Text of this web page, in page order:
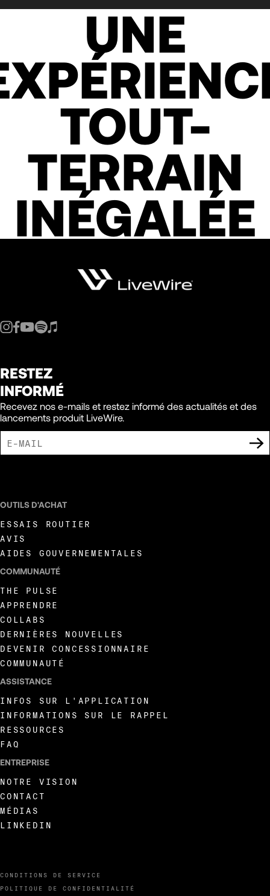
UNE
TOUT-
TERRAIN
INÉGALÉE
RESTEZ
INFORMÉ
Recevez nos e-mails et restez informé des actualités et des
lancements produit LiveWire.
CONDITIONS DE SERVICE
POLITIQUE DE CONFIDENTIALITÉ
OUTILS D'ACHAT
ESSAIS ROUTIER
AVIS
AIDES GOUVERNEMENTALES
COMMUNAUTÉ
THE PULSE
APPRENDRE
COLLABS
DERNIÈRES NOUVELLES
DEVENIR CONCESSIONNAIRE
COMMUNAUTÉ
ASSISTANCE
INFOS SUR L'APPLICATION
INFORMATIONS SUR LE RAPPEL
RESSOURCES
FAQ
ENTREPRISE
NOTRE VISION
CONTACT
MÉDIAS
LINKEDIN